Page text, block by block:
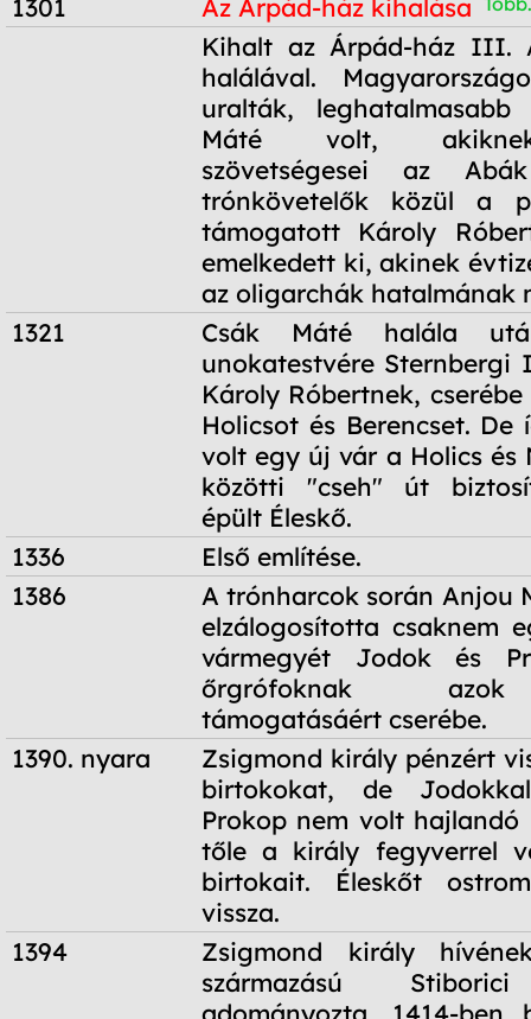
1301
Az Árpád-ház kihalása
Kihalt az Árpád-ház III.
halálával.
uralták, leghatalmasabb
Máté volt,
szövetségesei az
trónkövetelők közül a
támogatott Károly
emelkedett ki, akinek
az oligarchák hatalmának
1321
Csák Máté halála
unokatestvére Sternbergi
Károly Róbertnek,
Holicsot és Berencset. De
volt egy új vár a Holics és
közötti "cseh" út
épült Éleskő.
1336
Első említése.
1386
A trónharcok során Anjou
elzálogosította csaknem
vármegyét Jodok és
őrgrófoknak
támogatásáért cserébe.
1390. nyara
Zsigmond király pénzért
birtokokat, de
Prokop nem volt
tőle a király fegyverrel
birtokait. Éleskőt
vissza.
1394
Zsigmond király
származású